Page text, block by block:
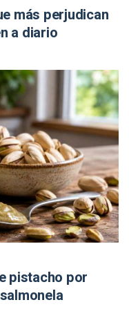
más perjudican
a diario
pistacho por